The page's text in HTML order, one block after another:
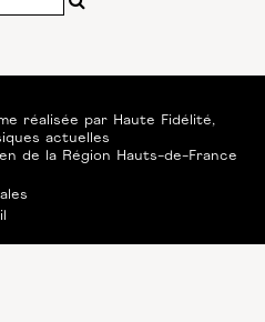
réalisée par Haute Fidélité,
actuelles
de
la Région Hauts-de-France